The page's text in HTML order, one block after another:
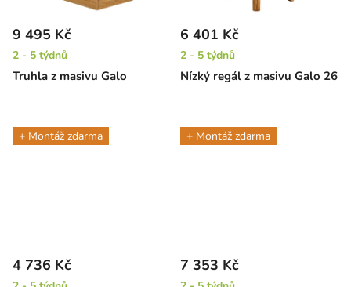
Truhla z masivu Galo
9 495 Kč
2 - 5 týdnů
Nízký regál z masivu Galo 26
6 401 Kč
2 - 5 týdnů
+ Montáž zdarma
4 736 Kč
+ Montáž zdarma
7 353 Kč